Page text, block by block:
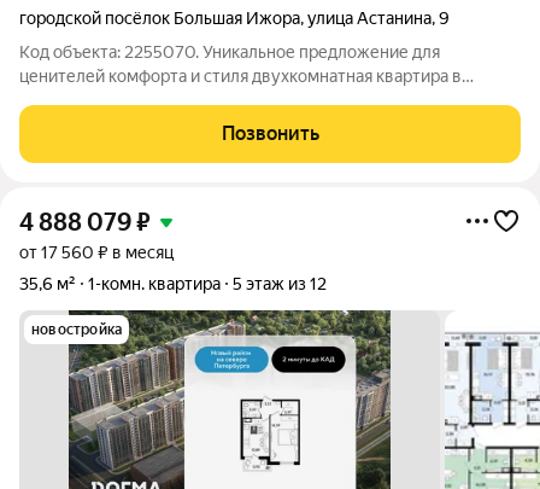
городской посёлок Большая Ижора,улица Астанина,9
Код объекта: 2255070. Уникальное предложение для
ценителей комфорта и стиля двухкомнатная квартира в
Астанина, 9. Квартира площадью 41,7 кв. м на первом этаже
отличается продуманной планировкой с
Позвонить
4 888 079₽
от 17 560 ₽ в месяц
35,6 м²
1-комн. квартира 5 этаж из 12
новостройка